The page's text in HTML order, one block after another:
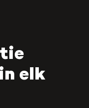
elk